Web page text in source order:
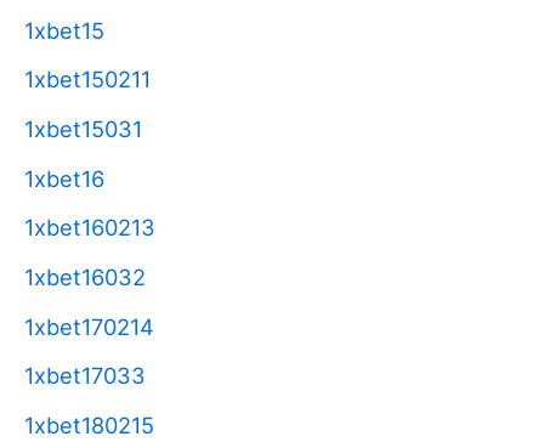
1xbet15
1xbet150211
1xbet15031
1xbet16
1xbet160213
1xbet16032
1xbet170214
1xbet17033
1xbet180215